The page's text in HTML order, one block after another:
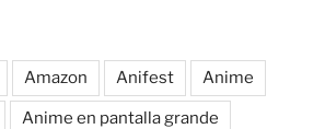
Amazon Anifest Anime
Anime en pantalla grande